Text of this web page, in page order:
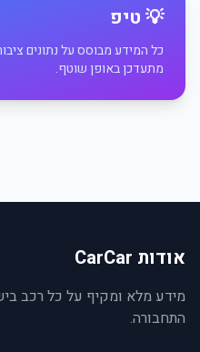
💡 טיפ
כל המידע מבוסס על נתונים
מתעדכן באופן שוטף.
אודות CarCar
מידע מלא ומקיף על כל רכב
התחבורה.